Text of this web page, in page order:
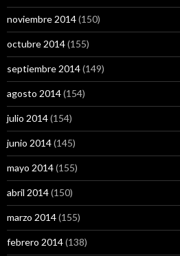
noviembre 2014(150)
octubre 2014(155)
septiembre 2014(149)
agosto 2014(154)
julio 2014(154)
junio 2014(145)
mayo 2014(155)
abril 2014(150)
marzo 2014(155)
febrero 2014(138)